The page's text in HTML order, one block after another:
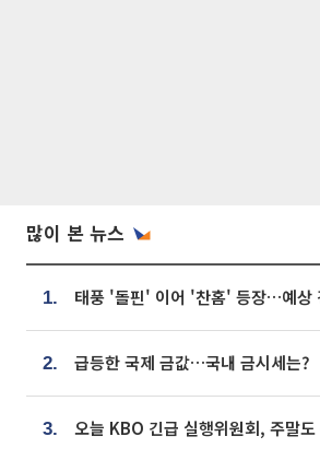
많이 본 뉴스
1.
2. 급등한 국제 금값…국내 금시세는?
3. 오늘 KBO 긴급 실행위원회, 주말